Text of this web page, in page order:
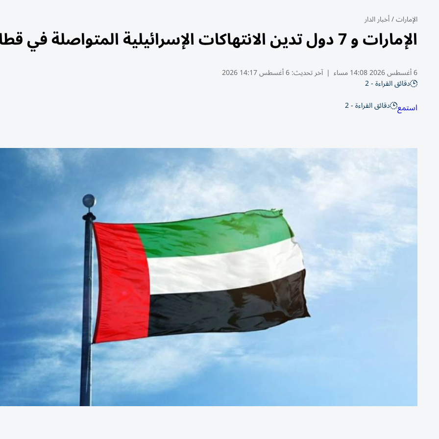
الإمارات/أخبار الدار
الإمارات و 7 دول تدين الانتهاكات الإسرائيلية المتواصلة في قطاع غزة
6 أغسطس 2026 14:08 مساء | آخر تحديث:6 أغسطس 14:17 2026
دقائق القراءة - 2
استمع دقائق القراءة - 2